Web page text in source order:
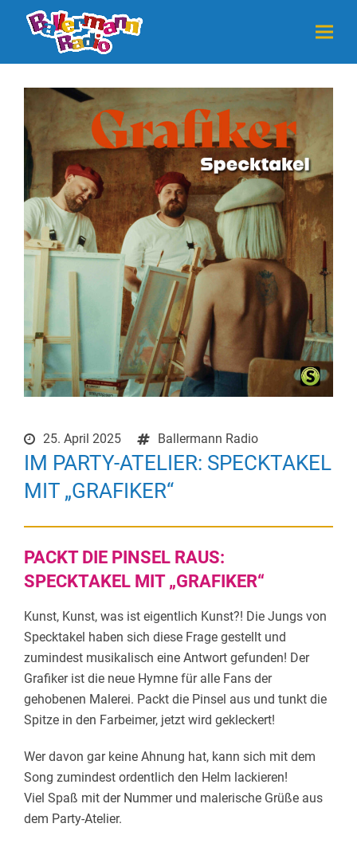
25. April 2025 Ballermann Radio
IM PARTY-ATELIER: SPECKTAKEL
MIT „GRAFIKER“
PACKT DIE PINSEL RAUS:
SPECKTAKEL MIT „GRAFIKER“
Kunst, Kunst, was ist eigentlich Kunst?! Die Jungs von
Specktakel haben sich diese Frage gestellt und
zumindest musikalisch eine Antwort gefunden! Der
Grafiker ist die neue Hymne für alle Fans der
gehobenen Malerei. Packt die Pinsel aus und tunkt die
Spitze in den Farbeimer, jetzt wird gekleckert!
Wer davon gar keine Ahnung hat, kann sich mit dem
Song zumindest ordentlich den Helm lackieren!
Viel Spaß mit der Nummer und malerische Grüße aus
dem Party-Atelier.